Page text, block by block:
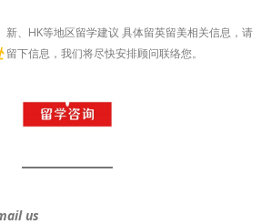
新、HK等地区留学建议 具体留英留美相关信息，请
留下信息，我们将尽快安排顾问联络您。
us